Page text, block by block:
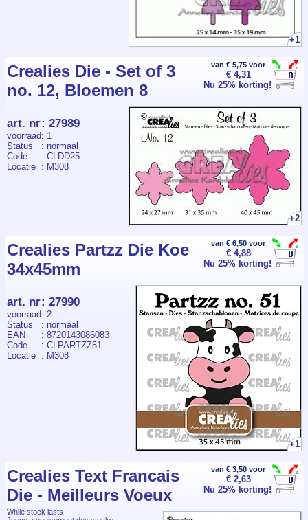
+1
van € 5,75 voor
€ 4,31
Nu 25% korting!
Crealies Die - Set of 3
no. 12, Bloemen 8
+2
art. nr: 27989
voorraad: 1
Status
: normaal
Code
: CLDD25
Locatie : M308
van € 6,50 voor
€ 4,88
Nu 25% korting!
Crealies Partzz Die Koe
34x45mm
+1
art. nr: 27990
voorraad: 2
Status
: normaal
EAN
: 8720143086083
Code
: CLPARTZZ51
Locatie : M308
van € 3,50 voor
€ 2,63
Nu 25% korting!
Crealies Text Francais
Die - Meilleurs Voeux
While stock lasts